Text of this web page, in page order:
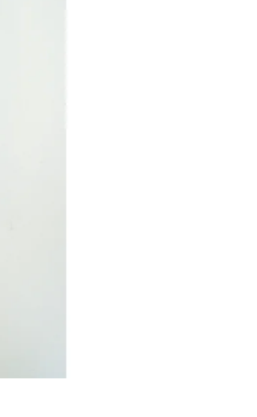
PRO